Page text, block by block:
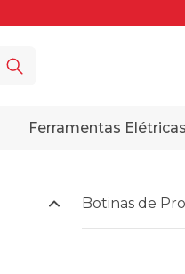
Ferramentas
Botinas de